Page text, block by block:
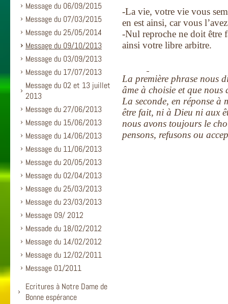
Message du 06/09/2015
Message du 07/03/2015
Message du 25/05/2014
Message du 09/10/2013
Message du 03/09/2013
Message du 17/07/2013
Message du 02 et 13 juillet
2013
Message du 27/06/2013
Message du 15/06/2013
Message du 14/06/2013
Message du 11/06/2013
Message du 20/05/2013
Message du 02/04/2013
Message du 25/03/2013
Message du 23/03/2013
Message 09/ 2012
Messade du 18/02/2012
Message du 14/02/2012
Message du 12/02/2011
Message 01/2011
Ecritures à Notre Dame de
Bonne espérance
-La vie, votre vie vous
en est ainsi, car vous
-Nul reproche ne doit être
ainsi votre libre arbitre.
La première phrase nous
âme à choisie et que nous
La seconde, en réponse à
être fait, ni à Dieu ni aux
nous avons toujours le
pensons, refusons ou